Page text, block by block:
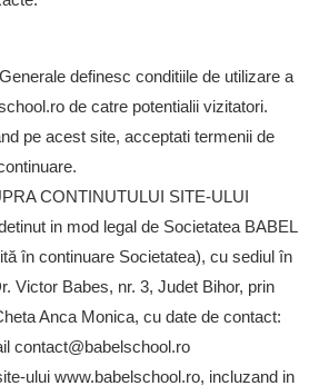
definesc conditiile de utilizare a
de catre potentialii vizitatori.
pe acest site, acceptati termenii de
CONTINUTULUI SITE-ULUI
in mod legal de Societatea BABEL
în continuare Societatea), cu sediul în
Victor Babes, nr. 3, Judet Bihor, prin
Anca Monica, cu date de contact:
contact@babelschool.ro
ului www.babelschool.ro, incluzand in